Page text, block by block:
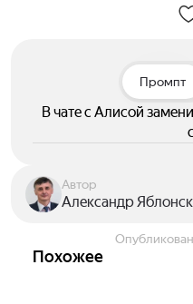
типологию,
Промпт
В чате с Алисой
Автор
Александр
Похожее